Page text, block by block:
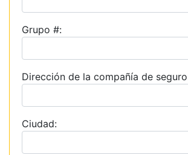
Grupo #:
Dirección de la compañía de
Ciudad: